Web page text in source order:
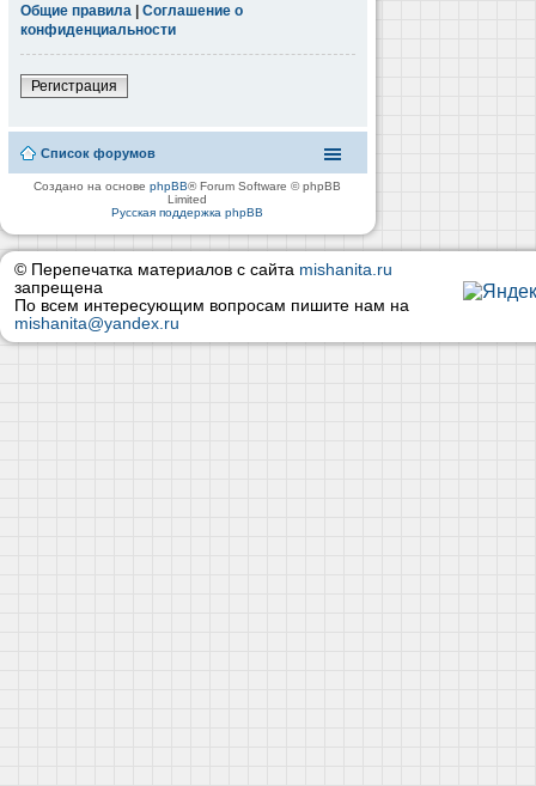
Общие правила | Соглашение о
конфиденциальности
Регистрация
Список форумов
Создано на основеphpBB® Forum Software © phpBB
Limited
Русская поддержка phpBB
© Перепечатка материалов с сайта mishanita.ru
запрещена
По всем интересующим вопросам пишите нам на
mishanita@yandex.ru